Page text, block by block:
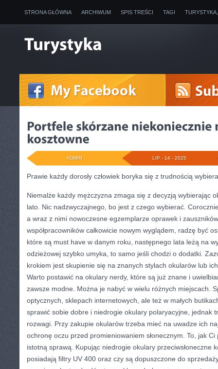
STRONA GŁÓWNA ARCHIWUM SPIS TREŚCI TAGI
LIP - 14 - 2025
ADMIN
Prawie każdy dorosły człowiek boryka się z trudnością
Niemalże każdy mężczyzna zmaga się z decyzją wybierając
lato. Nic nadzwyczajnego, bo jest z czego wybierać.
a wraz z nimi nowoczesne egzemplarze oprawek i
współpracowników całkowicie nowym wyglądem, radzę być
które są must have w danym roku, następnego lata leżą na
odzieżowej szybko umyka, to samo jeśli chodzi o dodatki.
krokiem jest skupienie się na znanych stylach okularów lub
Warto postawić na okulary nerdy, które są już znane i
zawsze modne. Można je nabyć w wielu różnych miejscach.
optycznych, sklepach internetowych, ale też w małych
sprawić sobie dobre i niedrogie okulary polaryacyjne, jednak
rozwagi. Przy zakupie okularów trzeba mieć na uwadze ich
ochronę oczu przed promieniowaniem słonecznym. To, jak Ci
istotną sprawą. Kupując niedrogie okulary przeciwsłoneczne
posiadają filtry UV 400 oraz czy są dopuszczone do